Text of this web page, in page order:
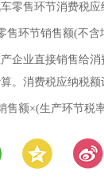
售环节消费税应
环节销售额(不含
业直接销售给消
。消费税应纳税额
额×(生产环节税